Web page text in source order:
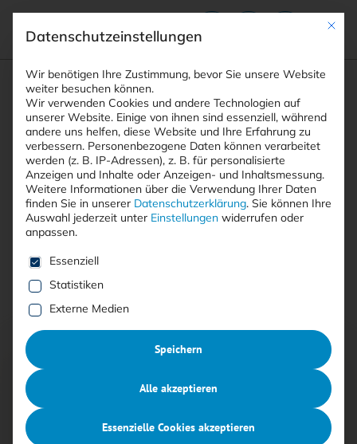
Suchfeld
Suchen
Breadcrumb-Navigation
STARTSEITE AUTOREN BIREN PATEL
Alle Beiträge von Biren Patel
Alle
AUSGABE 3/2026
Mit
Datenschutzeinstellungen
Wir benötigen Ihre Zustimmung, bevor Sie unsere Website
weiter besuchen können.
Wir verwenden Cookies und andere Technologien auf
unserer Website. Einige von ihnen sind essenziell, während
andere uns helfen, diese Website und Ihre Erfahrung zu
verbessern. Personenbezogene Daten können verarbeitet
werden (z. B. IP-Adressen), z. B. für personalisierte
Anzeigen und Inhalte oder Anzeigen- und Inhaltsmessung.
Weitere Informationen über die Verwendung Ihrer Daten
finden Sie in unserer Datenschutzerklärung. Sie können Ihre
Auswahl jederzeit unter Einstellungen widerrufen oder
anpassen.
Es folgt eine Liste der Service-Gruppen, für die eine
Essenziell
Statistiken
Externe Medien
Speichern
Alle akzeptieren
Essenzielle Cookies akzeptieren